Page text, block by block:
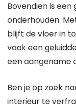
Bovendien is
onderhouden.
blijft de vloer in
vaak een
een aangename
Ben je op zoek
interieur te